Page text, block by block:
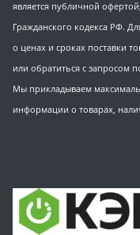
является публичной
Гражданского кодекса РФ.
о ценах и сроках поставки
или обратиться с запросом
Мы прикладываем
информации о товарах,